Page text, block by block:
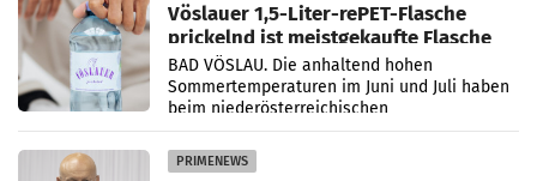
Vöslauer 1,5-Liter-rePET-Flasche
prickelnd ist meistgekaufte Flasche
Österreichs
BAD VÖSLAU. Die anhaltend hohen
Sommertemperaturen im Juni und Juli haben
beim niederösterreichischen
Getränkehersteller Vöslauer zu deutlichen
Absatzzuwächsen geführt. Während
PRIMENEWS